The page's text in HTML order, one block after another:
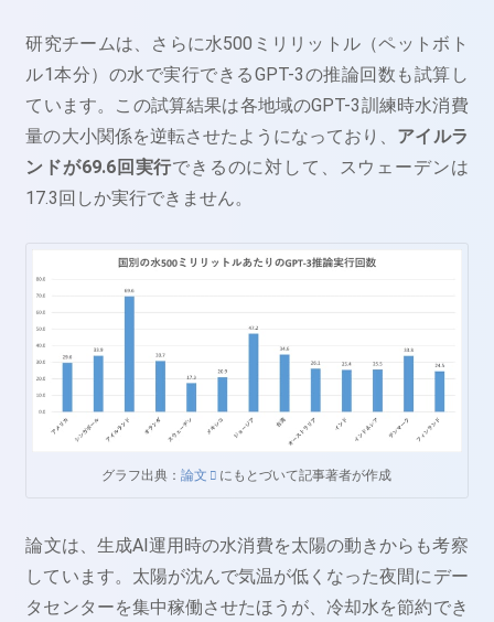
研究チームは、さらに水500ミリリットル（ペットボト
ル1本分）の水で実行できるGPT-3の推論回数も試算し
ています。この試算結果は各地域のGPT-3訓練時水消費
量の大小関係を逆転させたようになっており、 アイルラ
ンドが69.6回実行できるのに対して、スウェーデンは
17.3回しか実行できません。
グラフ出典：論文 にもとづいて記事著者が作成
論文は、生成AI運用時の水消費を太陽の動きからも考察
しています。太陽が沈んで気温が低くなった夜間にデー
タセンターを集中稼働させたほうが、冷却水を節約でき